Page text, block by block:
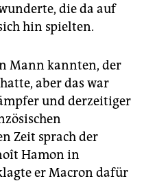
die da auf
hin spielten.
Mann kannten, der
aber das war
und derzeitiger
Zeit sprach der
Hamon in
er Macron dafür